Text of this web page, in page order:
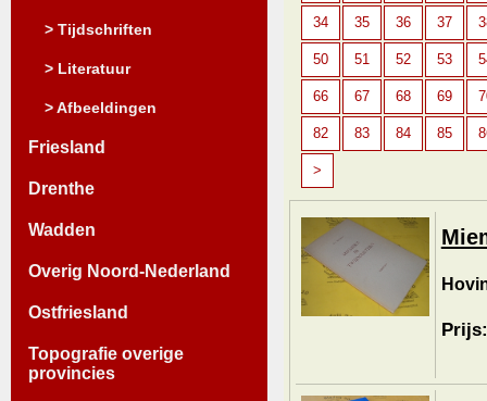
> Tijdschriften
> Literatuur
> Afbeeldingen
Friesland
Drenthe
Wadden
Overig Noord-Nederland
Ostfriesland
Topografie overige
provincies
34 35 36 37
50 51 52 53
66 67 68 69
82 83 84 85
>